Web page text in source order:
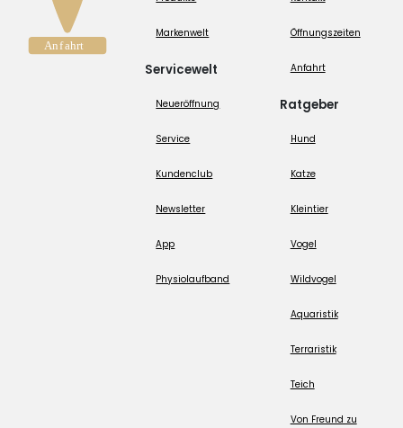
Markenwelt
Servicewelt
Neueröffnung
Service
Kundenclub
Newsletter
App
Physiolaufband
Öffnungszeiten
Anfahrt
Ratgeber
Hund
Katze
Kleintier
Vogel
Wildvogel
Aquaristik
Terraristik
Teich
Von Freund zu